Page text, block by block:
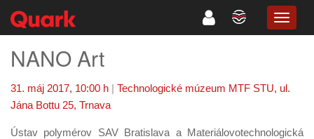
NANO Art
31. máj 2017, 10:00 h | Technologické múzeum MTF STU, ul.
Jána Bottu 25, Trnava
Ústav polymérov SAV Bratislava a Materiálovotechnologická